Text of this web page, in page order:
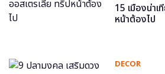
15 เมืองน่าเ
หน้าต้องไป
DECOR